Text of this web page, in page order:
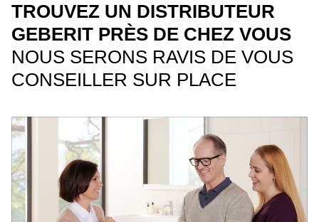
TROUVEZ UN DISTRIBUTEUR
GEBERIT PRÈS DE CHEZ VOUS
NOUS SERONS RAVIS DE VOUS
CONSEILLER SUR PLACE